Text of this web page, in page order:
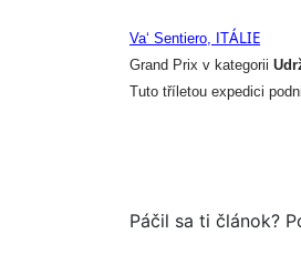
Va‘ Sentiero, ITÁLIE
Grand Prix v kategorii
Tuto tříletou expedici
Páčil sa ti článok?